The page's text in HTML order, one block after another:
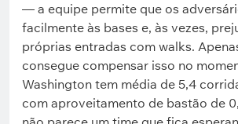
— a equipe permite que os
facilmente às bases e, às vezes,
próprias entradas com walks.
consegue compensar isso no
Washington tem média de 5,4
com aproveitamento de bastão de